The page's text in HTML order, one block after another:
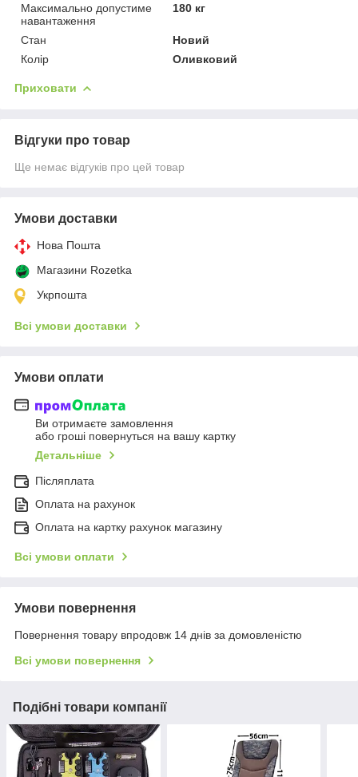
Максимально допустиме
навантаження
180 кг
Стан
Новий
Колір
Оливковий
Приховати
Відгуки про товар
Ще немає відгуків про цей товар
Умови доставки
Нова Пошта
Магазини Rozetka
Укрпошта
Всі умови доставки
Умови оплати
Ви отримаєте замовлення
або гроші повернуться на вашу картку
Детальніше
Післяплата
Оплата на рахунок
Оплата на картку рахунок магазину
Всі умови оплати
Умови повернення
Повернення товару впродовж 14 днів за домовленістю
Всі умови повернення
Подібні товари компанії